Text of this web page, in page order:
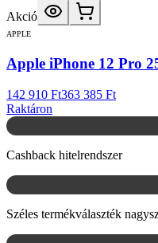
Akció
APPLE
Apple iPhone 12 Pro
142 910 Ft363 385 Ft
Raktáron
Cashback hitelrendszer
Széles termékválaszték